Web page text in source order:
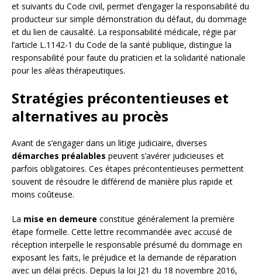
et suivants du Code civil, permet d’engager la responsabilité du
producteur sur simple démonstration du défaut, du dommage
et du lien de causalité. La responsabilité médicale, régie par
l’article L.1142-1 du Code de la santé publique, distingue la
responsabilité pour faute du praticien et la solidarité nationale
pour les aléas thérapeutiques.
Stratégies précontentieuses et
alternatives au procès
Avant de s’engager dans un litige judiciaire, diverses
démarches préalables peuvent s’avérer judicieuses et
parfois obligatoires. Ces étapes précontentieuses permettent
souvent de résoudre le différend de manière plus rapide et
moins coûteuse.
La mise en demeure constitue généralement la première
étape formelle. Cette lettre recommandée avec accusé de
réception interpelle le responsable présumé du dommage en
exposant les faits, le préjudice et la demande de réparation
avec un délai précis. Depuis la loi J21 du 18 novembre 2016,